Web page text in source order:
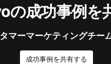
の成功事例を
マーマーケティングチー
成功事例を共有する